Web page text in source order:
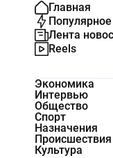
Главная
Популярное
Лента
Reels
Экономика
Интервью
Общество
Спорт
Назначения
Происшествия
Культура